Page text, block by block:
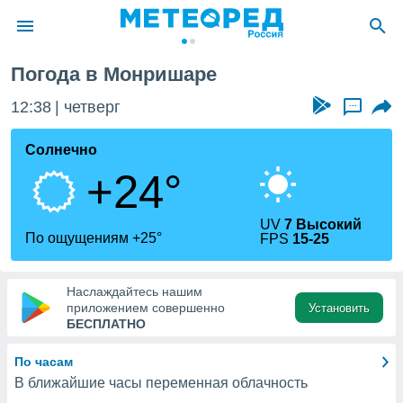
о
Вы можете
к этому
доступ
Погода в Монришаре
12:38 четверг ...
Солнечно
+24°
По ощущениям +25°
UV7 Высокий
FPS 15-25
Наслаждайтесь нашим
приложением совершенно
БЕСПЛАТНО
Установить
По часам
В ближайшие часы переменная облачность